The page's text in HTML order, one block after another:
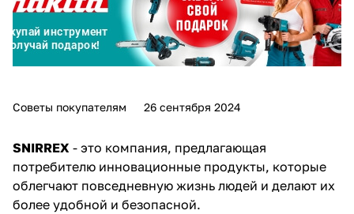
Советы покупателям 26 сентября 2024
SNIRREX - это компания, предлагающая
потребителю инновационные продукты, которые
облегчают повседневную жизнь людей и делают их
более удобной и безопасной.
График платежей
25%
Добавляйте товары
в корзину